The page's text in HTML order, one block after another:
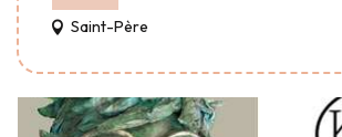
Saint-Père